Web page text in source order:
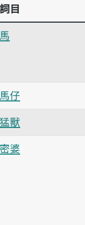
1頁
詞目
馬
馬仔
猛獸
密婆